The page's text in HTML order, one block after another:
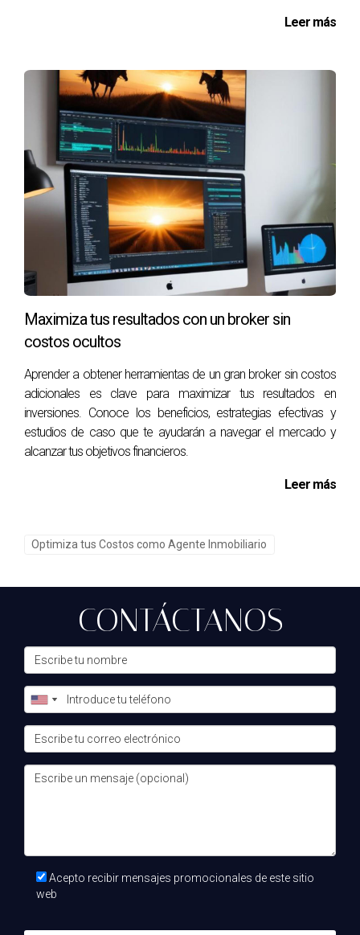
eXp Realty proporciona acceso a un conjunto amplio de
digital y un entorno colaborativo en línea que facilita la
interacción entre agentes.
¿Cuál es el modelo de comisiones en Keller
Williams?
Keller Williams utiliza un modelo de comisiones que es
claro y transparente, sin costos ocultos. Los agentes
reciben un porcentaje de las comisiones de las ventas, lo
que incentiva su rendimiento y éxito.
¿Qué diferencia a Remax de otras
Remax se distingue por su red internacional, lo que permite
colaborar con otros profesionales a nivel mundial. Además,
ofrece herramientas avanzadas de marketing y una
estructura de comisiones sin sorpresas.
¿Es fácil hacer la transición a eXp Realty?
La transición a eXp Realty es fluida, ya que la plataforma
¿Qué tipo de formación se ofrece en Keller
incluye seminarios web, talleres presenciales y recursos en
línea, todos diseñados para mantener a los agentes
actualizados sobre las últimas tendencias del mercado y
las mejores prácticas en ventas.
Leer más
Maximiza tus resultados con un broker sin
costos ocultos
Aprender a obtener herramientas de un gran broker sin costos
adicionales es clave para maximizar tus resultados en
inversiones. Conoce los beneficios, estrategias efectivas y
estudios de caso que te ayudarán a navegar el mercado y
alcanzar tus objetivos financieros.
Leer más
Optimiza tus Costos como Agente Inmobiliario
CONTÁCTANOS
Acepto recibir mensajes promocionales de este sitio
web